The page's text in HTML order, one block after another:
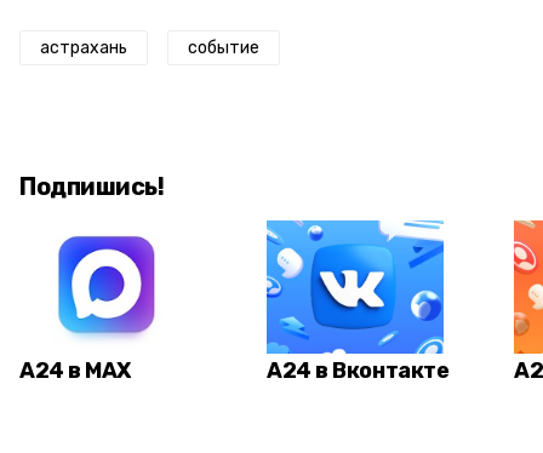
астрахань событие
Подпишись!
А24 в MAX А24 в Вконтакте